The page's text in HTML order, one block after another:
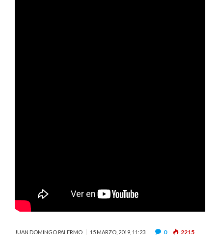
JUAN DOMINGO PALERMO 15 MARZO, 2019, 11:23 0 2215